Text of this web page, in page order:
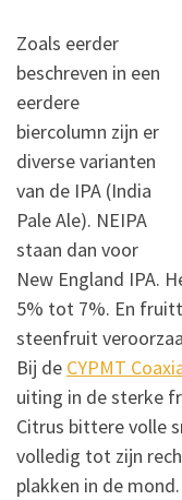
Zoals eerder
beschreven in een
eerdere
biercolumn zijn er
diverse varianten
van de IPA (India
Pale Ale). NEIPA
staan dan voor
New England IPA.
5% tot 7%. En
steenfruit
Bij de CYPMT
uiting in de sterke
Citrus bittere volle
volledig tot zijn
plakken in de